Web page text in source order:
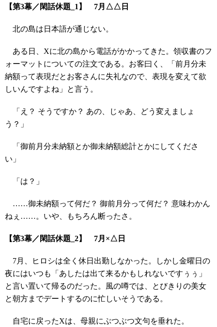
【第3幕／閑話休題_1】 7月△△日
北の島は日本語が通じない。
ある日、Xに北の島から電話がかかってきた。領収書のフ
ォーマットについての注文である。お客曰く、「前月分未
納額って表現だとお客さんに失礼なので、表現を変えて欲
しいんですよね」と言う。
「え？ そうですか？ あの、じゃあ、どう変えましょ
う？」
「御前月分未納額とか御未納額総計とかにしてくださ
い」
「は？」
……御未納額って何だ？ 御前月分って何だ？ 意味わかん
ねぇ……。いや、もちろん断ったさ。
【第3幕／閑話休題_2】 7月×△日
7月、ヒロシは全く休日出勤しなかった。しかし金曜日の
夜にはいつも「あしたは出て来るかもしれないですぅぅ」
と言い置いて帰るのだった。風の噂では、とびきりの美女
と朝方までデートするのに忙しいそうである。
自宅に戻ったXは、母親にぶつぶつ文句を垂れた。